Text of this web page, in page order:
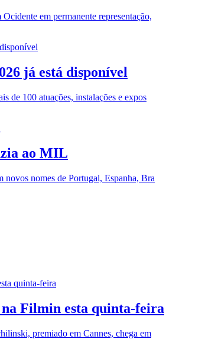
em permanente representação,
já está disponível
de 100 atuações, instalações e expos
ao MIL
novos nomes de Portugal, Espanha, Bra
Filmin esta quinta-feira
premiado em Cannes, chega em